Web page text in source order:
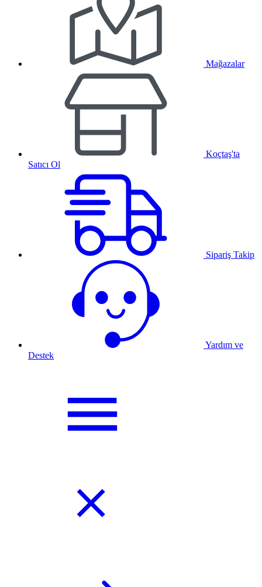
Mağazalar
Koçtaş'ta
Satıcı Ol
Sipariş Takip
Yardım ve
Destek